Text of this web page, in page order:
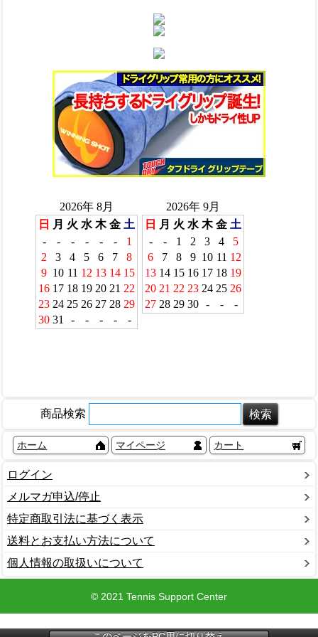
商品検索
ホーム マイページ カート
ログイン
メルマガ申込/停止
特定商取引法に基づく表示
送料とお支払い方法について
個人情報の取扱いについて
© 2021 Tennis Support Center